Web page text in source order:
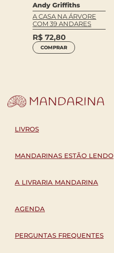
Andy Griffiths
A CASA NA ÁRVORE
COM 39 ANDARES
R$ 72,80
COMPRAR
LIVROS
MANDARINAS ESTÃO LENDO
A LIVRARIA MANDARINA
AGENDA
PERGUNTAS FREQUENTES